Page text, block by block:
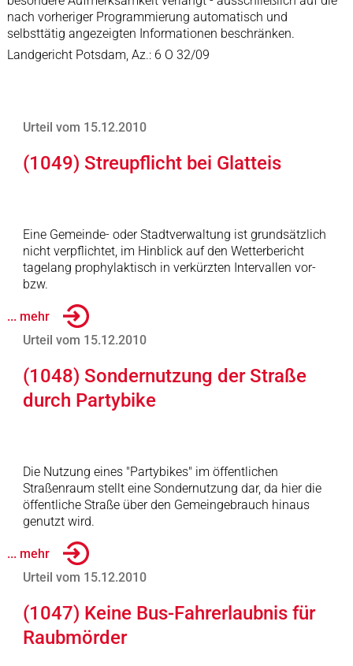
nach vorheriger Programmierung automatisch und
selbsttätig angezeigten Informationen beschränken.
Landgericht Potsdam, Az.: 6 O 32/09
Urteil vom 15.12.2010
(1049) Streupflicht bei Glatteis
Eine Gemeinde- oder Stadtverwaltung ist grundsätzlich
nicht verpflichtet, im Hinblick auf den Wetterbericht
tagelang prophylaktisch in verkürzten Intervallen vor-
bzw.
... mehr
Urteil vom 15.12.2010
(1048) Sondernutzung der Straße
durch Partybike
Die Nutzung eines "Partybikes" im öffentlichen
Straßenraum stellt eine Sondernutzung dar, da hier die
öffentliche Straße über den Gemeingebrauch hinaus
genutzt wird.
... mehr
Urteil vom 15.12.2010
(1047) Keine Bus-Fahrerlaubnis für
Raubmörder